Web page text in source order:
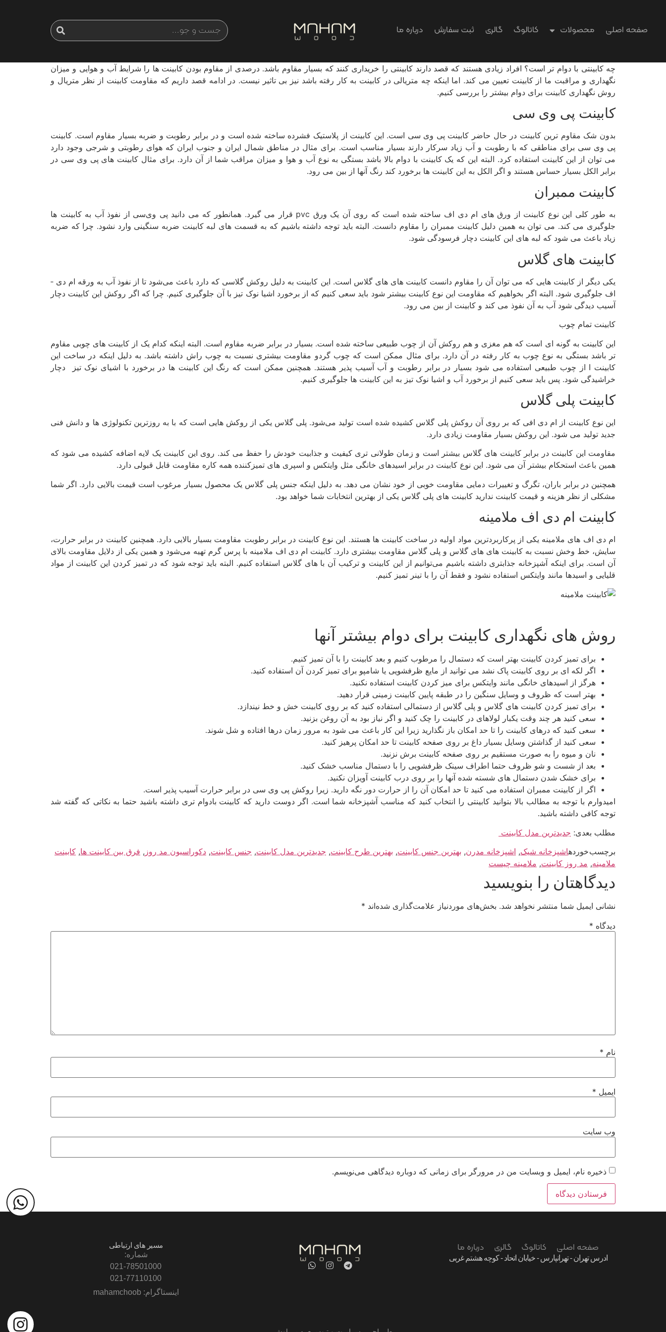
صفحه اصلی محصولات کاتالوگ گالری ثبت سفارش درباره ما
چه کابینتی با دوام تر است؟ افراد زیادی هستند که قصد دارند کابینتی را خریداری کنند که بسیار مقاوم باشد. درصدی از مقاوم بودن کابینت ­ها را شرایط آب و هوایی و میزان
نگهداری و مراقبت ما از کابینت تعیین می­ کند. اما اینکه چه متریالی در کابینت به کار رفته باشد نیز بی­ تاثیر نیست. در ادامه قصد داریم که مقاومت کابینت از نظر متریال و
روش نگهداری کابینت برای دوام بیشتر را بررسی کنیم.
کابینت پی­ وی­ سی
بدون شک مقاوم ­ترین کابینت در حال حاضر کابینت پی ­وی­ سی است. این کابینت از پلاستیک فشرده ساخته شده است و در برابر رطوبت و ضربه بسیار مقاوم است. کابینت
پی­ وی­ سی برای مناطقی که با رطوبت و آب زیاد سرکار دارند بسیار مناسب است. برای مثال در مناطق شمال ایران و جنوب ایران که هوای رطوبتی و شرجی وجود دارد
می­ توان از این کابینت استفاده کرد. البته این که یک کابینت با دوام بالا باشد بستگی به نوع آب­ و هوا و میزان مراقب شما از آن دارد. برای مثال کابینت­ های پی­ وی­ سی در
برابر الکل بسیار حساس هستند و اگر الکل به این کابینت ­ها برخورد کند رنگ آنها از بین می ­رود.
کابینت ممبران
به طور کلی این نوع کابینت از ورق­ های ام­ دی ­اف ساخته شده است که روی آن یک ورق pvc قرار می گیرد. همانطور که می ­دانید پی ­وی‌سی از نفوذ آب به کابینت­ ها
جلوگیری می­ کند. می­ توان به همین دلیل کابینت ممبران را مقاوم دانست. البته باید توجه داشته باشیم که به قسمت ­های لبه کابینت ضربه سنگینی وارد نشود. چرا که ضربه
زیاد باعث می­ شود که لبه ­های این کابینت دچار فرسودگی شود.
کابینت های گلاس
یکی دیگر از کابینت­ هایی که می توان آن را مقاوم دانست کابینت ­های های گلاس است. این کابینت به دلیل روکش گلاسی که دارد باعث می‌شود تا از نفوذ آب به ورقه ام ­دی ­
اف جلوگیری شود. البته اگر بخواهیم که مقاومت این نوع کابینت بیشتر شود باید سعی کنیم که از برخورد اشیا نوک تیز با آن جلوگیری کنیم. چرا که اگر روکش این کابینت دچار
آسیب دیدگی شود آب به آن نفوذ می ­کند و کابینت از بین می­ رود.
کابینت تمام چوب
این کابینت به گونه ای است که هم مغزی و هم روکش آن از چوب طبیعی ساخته شده است. بسیار در برابر ضربه مقاوم است. البته اینکه کدام یک از کابینت‌ های چوبی مقاوم
­تر باشد بستگی به نوع چوب به کار رفته در آن دارد. برای مثال ممکن است که چوب گردو مقاومت بیشتری نسبت به چوب راش داشته باشد. به دلیل اینکه در ساخت این
کابینت­ ا از چوب طبیعی استفاده می شود بسیار در برابر رطوبت و آب آسیب پذیر هستند. همچنین ممکن است که رنگ این کابینت­ ها در برخورد با اشیای نوک­ تیز دچار
خراشیدگی شود. پس باید سعی کنیم از برخورد آب و اشیا نوک تیز به این کابینت ­ها جلوگیری کنیم.
کابینت پلی­ گلاس
این نوع کابینت از ام ­دی افی که بر روی آن روکش پلی­ گلاس کشیده شده است تولید می‌شود. پلی­ گلاس یکی از روکش­ هایی است که با به روزترین تکنولوژی­ ها و دانش فنی
جدید تولید می­ شود. این روکش بسیار مقاومت زیادی دارد.
مقاومت این کابینت در برابر کابینت های گلاس بیشتر است و زمان طولانی ­تری کیفیت و جذابیت خودش را حفظ می­ کند. روی این کابینت یک لایه اضافه کشیده می­ شود که
همین باعث استحکام بیشتر آن می‌ شود. این نوع کابینت در برابر اسید­های خانگی مثل وایتکس و اسپری­ های تمیزکننده همه کاره مقاومت قابل‌ قبولی دارد.
همچنین در برابر باران، تگرگ و تغییرات دمایی مقاومت خوبی از خود نشان می ­دهد. به دلیل اینکه جنس پلی­ گلاس یک محصول بسیار مرغوب است قیمت بالایی دارد. اگر شما
مشکلی از نظر هزینه و قیمت کابینت ندارید کابینت ­های پلی­ گلاس یکی از بهترین انتخابات شما خواهد بود.
کابینت ام­ دی­ اف ملامینه
ام­ دی اف­ های ملامینه یکی از پرکاربردترین مواد اولیه در ساخت کابینت­ ها هستند. این نوع کابینت در برابر رطوبت مقاومت بسیار بالایی دارد. همچنین کابینت در برابر حرارت،
سایش، خط وخش نسبت به کابینت ­های های گلاس و پلی ­گلاس مقاومت بیشتری دارد. کابینت ام ­دی­ اف ملامینه با پرس گرم تهیه می‌شود و همین یکی از دلایل مقاومت بالای
آن است. برای اینکه آشپزخانه جذاب­تری داشته باشیم می‌توانیم از این کابینت و ترکیب آن با های گلاس استفاده کنیم. البته باید توجه شود که در تمیز کردن این کابینت از مواد
قلیایی و اسید­ها مانند وایتکس استفاده نشود و فقط آن را با تینر تمیز کنیم.
روش های نگهداری کابینت برای دوام بیشتر آنها
برای تمیز کردن کابینت بهتر است که دستمال را مرطوب کنیم و بعد کابینت را با آن تمیز کنیم.
اگر لکه ­ای بر روی کابینت پاک نشد می ­توانید از مایع ظرفشویی یا شامپو برای تمیز کردن آن استفاده کنید.
هرگز از اسیدهای خانگی مانند وایتکس برای میز کردن کابینت استفاده نکنید.
بهتر است که ظروف و وسایل سنگین را در طبقه پایین کابینت زمینی قرار دهید.
برای تمیز کردن کابینت های گلاس و پلی­ گلاس از دستمالی استفاده کنید که بر روی کابینت خش و خط نیندازد.
سعی کنید هر چند وقت یکبار لولاهای در کابینت را چک کنید و اگر نیاز بود به آن روغن بزنید.
سعی کنید که درهای کابینت را تا حد امکان باز نگذارید زیرا این کار باعث می­ شود به مرور زمان درها افتاده و شل شوند.
سعی کنید از گذاشتن وسایل بسیار داغ بر روی صفحه کابینت تا حد امکان پرهیز کنید.
نان و میوه را به صورت مستقیم بر روی صفحه کابینت برش نزنید.
بعد از شست ­و شو ظروف حتما اطراف سینک ظرفشویی را با دستمال مناسب خشک کنید.
برای خشک شدن دستمال های شسته شده آنها را بر روی درب کابینت آویزان نکنید.
اگر از کابینت ممبران استفاده می­ کنید تا حد امکان آن را از حرارت دور نگه دارید. زیرا روکش پی ­وی­ سی در برابر حرارت آسیب ­پذیر است.
امیدوارم با توجه به مطالب بالا بتوانید کابینتی را انتخاب کنید که مناسب آشپزخانه شما است. اگر دوست دارید که کابینت بادوام­ تری داشته باشید حتما به نکاتی که گفته شد
توجه کافی داشته باشید.
مطلب بعدی: جدیدترین مدل کابینت
برچسب خوردهاشپزخانه شیک, اشپزخانه مدرن, بهترین جنس کابینت, بهترین طرح کابینت, جدیدترین مدل کابینت, جنس کابینت, دکوراسیون مد روز , فرق بین کابینت ها, کابینت
ملامینه, مد روز کابینت, ملامینه چیست
دیدگاهتان را بنویسید
نشانی ایمیل شما منتشر نخواهد شد. بخش‌های موردنیاز علامت‌گذاری شده‌اند *
دیدگاه *
نام *
ایمیل *
وب‌ سایت
ذخیره نام، ایمیل و وبسایت من در مرورگر برای زمانی که دوباره دیدگاهی می‌نویسم.
صفحه اصلی کاتالوگ گالری درباره ما
ادرس تهران - تهرانپارس - خیابان اتحاد - کوچه هشتم غربی
مسیر های ارتباطی
شماره:
021-78501000
021-77110100
اینستاگرام: mahamchoob